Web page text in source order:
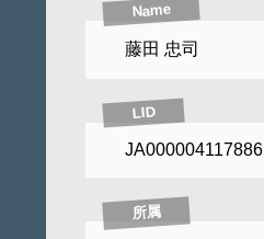
Name
藤田 忠司
LID
JA000004117886
所属